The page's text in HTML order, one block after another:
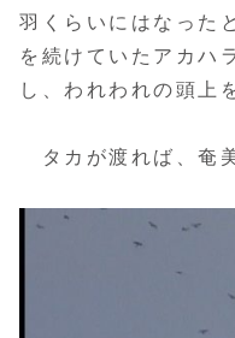
羽くらいにはなった
を続けていたアカハ
し、われわれの頭上
タカが渡れば、奄